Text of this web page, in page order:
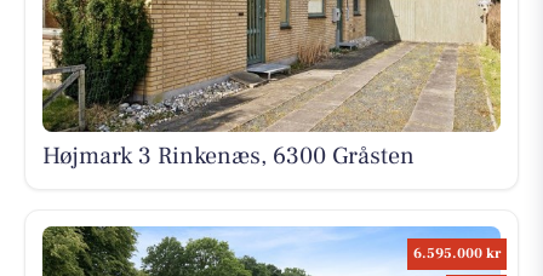
Højmark 3 Rinkenæs, 6300 Gråsten
6.595.000 kr